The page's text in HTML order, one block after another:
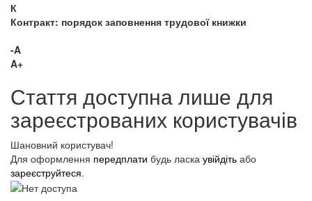
К
Контракт: порядок заповнення трудової книжки
-A
A+
Стаття доступна лише для
зареєстрованих користувачів
Шановний користувач!
Для оформлення передплати будь ласка увійдіть або
зареєструйтеся.